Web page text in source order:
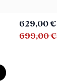
Prix Spécial
629,00 €
699,00 €